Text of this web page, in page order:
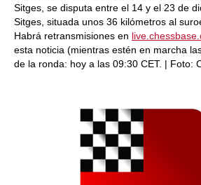
Sitges, se disputa entre el 14 y el 23 de
Sitges, situada unos 36 kilómetros al
Habrá retransmisiones en
esta noticia (mientras estén en marcha
de la ronda: hoy a las 09:30 CET. | Foto: